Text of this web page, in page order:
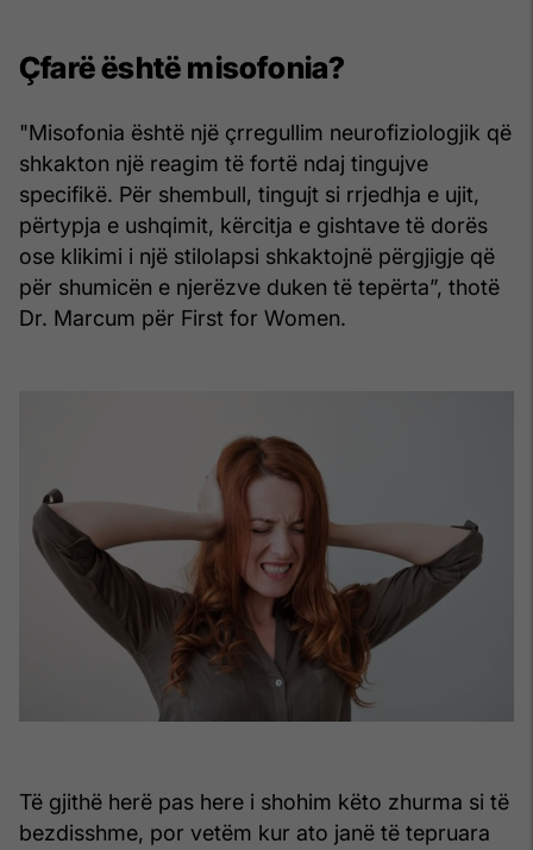
Çfarë është misofonia?
"Misofonia është një çrregullim neurofiziologjik që
shkakton një reagim të fortë ndaj tingujve
specifikë. Për shembull, tingujt si rrjedhja e ujit,
përtypja e ushqimit, kërcitja e gishtave të dorës
ose klikimi i një stilolapsi shkaktojnë përgjigje që
për shumicën e njerëzve duken të tepërta”, thotë
Dr. Marcum për First for Women.
Të gjithë herë pas here i shohim këto zhurma si të
bezdisshme, por vetëm kur ato janë të tepruara